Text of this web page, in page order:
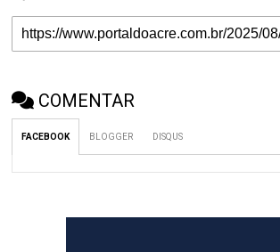
COMENTAR
FACEBOOK BLOGGER DISQUS